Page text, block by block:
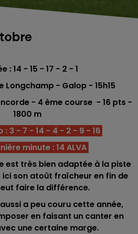
: 14 - 15 - 17 - 2 - 1
Longchamp - Galop - 15h15
- 4 ème course - 16 pts -
1800 m
: 3 - 7 - 14 - 4 - 2 - 9 - 16
minute : 14 ALVA
est très bien adaptée à la piste
son atoût fraîcheur en fin de
faire la différence.
aussi a peu couru cette année,
en faisant un canter en
une certaine marge.